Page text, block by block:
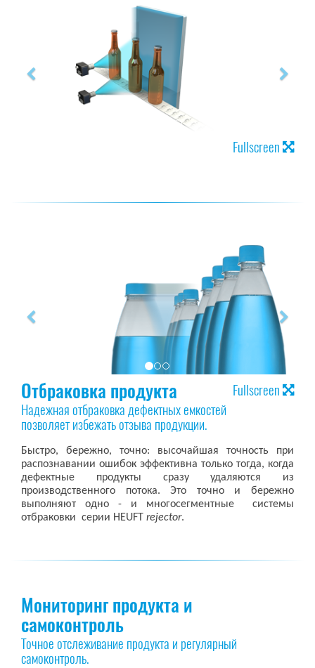
Fullscreen
Fullscreen
Отбраковка продукта
Надежная отбраковка дефектных емкостей
позволяет избежать отзыва продукции.
Быстро, бережно, точно: высочайшая точность при
распознавании ошибок эффективна только тогда, когда
дефектные продукты сразу удаляются из
производственного потока. Это точно и бережно
выполняют одно - и многосегментные системы
отбраковки серии HEUFT rejector.
Мониторинг продукта и
самоконтроль
Точное отслеживание продукта и регулярный
самоконтроль.